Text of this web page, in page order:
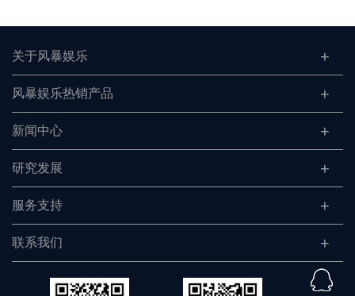
关于风暴娱乐
风暴娱乐热销产品
新闻中心
研究发展
服务支持
联系我们